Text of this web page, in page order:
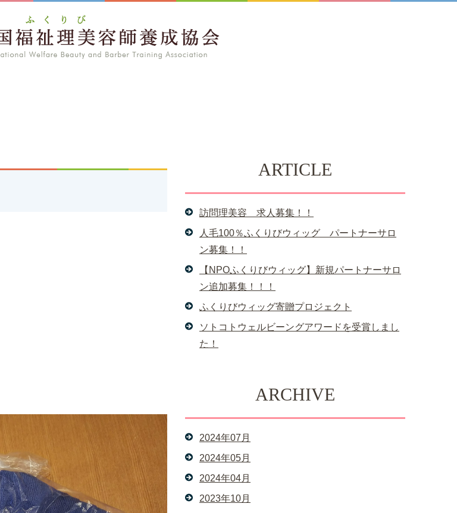
ARTICLE
訪問理美容 求人募集！！
人毛100％ふくりびウィッグ パートナーサロ
ン募集！！
【NPOふくりびウィッグ】新規パートナーサロ
ン追加募集！！！
ふくりびウィッグ寄贈プロジェクト
ソトコトウェルビーングアワードを受賞しまし
た！
ARCHIVE
2024年07月
2024年05月
2024年04月
2023年10月